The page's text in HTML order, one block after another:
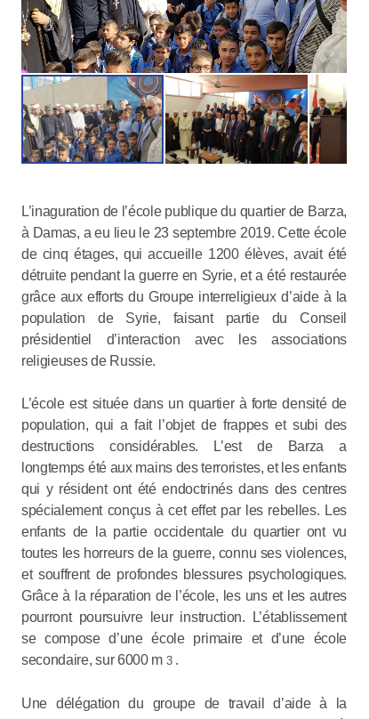
L’inaguration de l’école publique du quartier de Barza,
à Damas, a eu lieu le 23 septembre 2019. Cette école
de cinq étages, qui accueille 1200 élèves, avait été
détruite pendant la guerre en Syrie, et a été restaurée
grâce aux efforts du Groupe interreligieux d’aide à la
population de Syrie, faisant partie du Conseil
présidentiel d’interaction avec les associations
religieuses de Russie.
L’école est située dans un quartier à forte densité de
population, qui a fait l’objet de frappes et subi des
destructions considérables. L’est de Barza a
longtemps été aux mains des terroristes, et les enfants
qui y résident ont été endoctrinés dans des centres
spécialement conçus à cet effet par les rebelles. Les
enfants de la partie occidentale du quartier ont vu
toutes les horreurs de la guerre, connu ses violences,
et souffrent de profondes blessures psychologiques.
Grâce à la réparation de l’école, les uns et les autres
pourront poursuivre leur instruction. L’établissement
se compose d’une école primaire et d’une école
secondaire, sur 6000 m3 .
Une délégation du groupe de travail d’aide à la